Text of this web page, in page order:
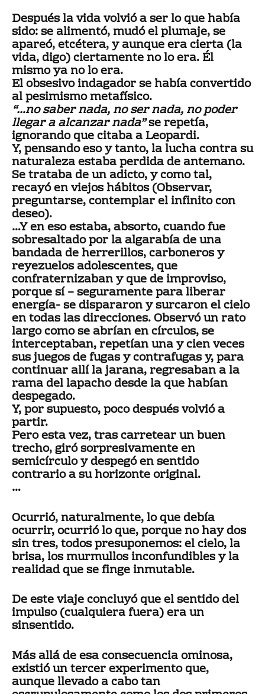
Después la vida volvió a ser lo que había
sido: se alimentó, mudó el plumaje, se
apareó, etcétera, y aunque era cierta (la
vida, digo) ciertamente no lo era. Él
mismo ya no lo era.
El obsesivo indagador se había convertido
al pesimismo metafísico.
“…no saber nada, no ser nada, no poder
llegar a alcanzar nada”se repetía,
ignorando que citaba a Leopardi.
Y, pensando eso y tanto, la lucha contra su
naturaleza estaba perdida de antemano.
Se trataba de un adicto, y como tal,
recayó en viejos hábitos (Observar,
preguntarse, contemplar el infinito con
deseo).
…Y en eso estaba, absorto, cuando fue
sobresaltado por la algarabía de una
bandada de herrerillos, carboneros y
reyezuelos adolescentes, que
confraternizaban y que de improviso,
porque sí – seguramente para liberar
energía- se dispararon y surcaron el cielo
en todas las direcciones. Observó un rato
largo como se abrían en círculos, se
interceptaban, repetían una y cien veces
sus juegos de fugas y contrafugas y, para
continuar allí la jarana, regresaban a la
rama del lapacho desde la que habían
despegado.
Y, por supuesto, poco después volvió a
partir.
Pero esta vez, tras carretear un buen
trecho, giró sorpresivamente en
semicírculo y despegó en sentido
contrario a su horizonte original.
…
Ocurrió, naturalmente, lo que debía
ocurrir, ocurrió lo que, porque no hay dos
sin tres, todos presuponemos: el cielo, la
brisa, los murmullos inconfundibles y la
realidad que se finge inmutable.
De este viaje concluyó que el sentido del
impulso (cualquiera fuera) era un
sinsentido.
Más allá de esa consecuencia ominosa,
existió un tercer experimento que,
aunque llevado a cabo tan